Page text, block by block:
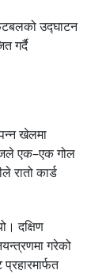
उद्घाटन
गर्दै
खेलमा
एक–एक गोल
रातो कार्ड
दक्षिण
गरेको